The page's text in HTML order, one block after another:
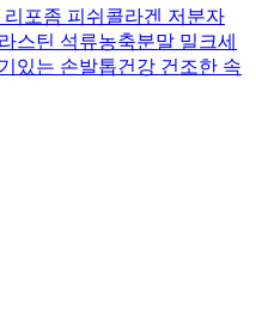
포좀 피쉬콜라겐 저분자
스틴 석류농축분말 밀크세
있는 손발톱건강 건조한 속